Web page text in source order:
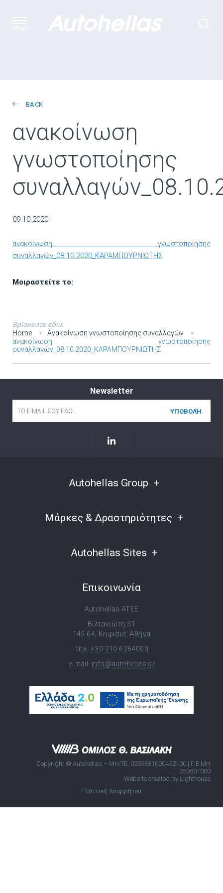
BACK
ανακοίνωση
γνωστοποίησης
09.10.2020
ανακοίνωση γνωστοποίησης
συναλλαγών_08.10.2020_ΚΑΡΑΜΠΟΥΡΝΙΩΤΗΣ
Μοιραστείτε το:
Βρίσκεστε εδώ:
Home
Ανακοίνωση γνωστοποίησης συναλλαγών
ανακοίνωση γνωστοποίησης
συναλλαγών_08.10.2020_ΚΑΡΑΜΠΟΥΡΝΙΩΤΗΣ
Newsletter
Autohellas Group
Μάρκες & Δραστηριότητες
Autohellas Sites
Επικοινωνία
Autohellas ATEE
Βιλτανιώτη 31
145 64, Κηφισιά, Αθήνα
Τηλ: +30 210 6264000
e-mail: info@autohellas.gr
Copyright © Autohellas – ΜΗ.ΤΕ. 0259E81000452100 | Γ.Ε.ΜΗ
250501000
Website created by Lighthouse
Πολιτική Απορρήτου